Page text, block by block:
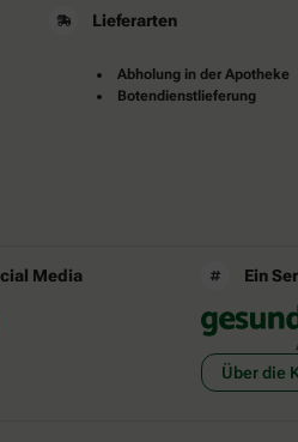
Lieferarten
Abholung in der Apotheke
Botendienstlieferung
Media Ein
Über die